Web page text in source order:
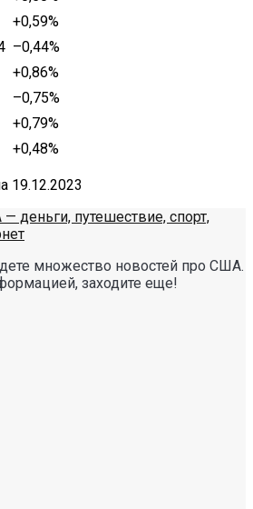
+0,59%
–0,44%
+0,86%
–0,75%
+0,79%
+0,48%
19.12.2023
множество новостей про США.
заходите еще!